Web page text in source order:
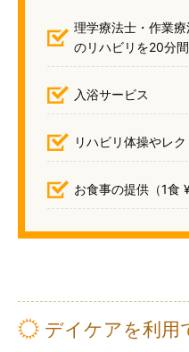
理学療法士・作業
のリハビリを20分
入浴サービス
リハビリ体操やレ
お食事の提供（1食
デイケアを利用